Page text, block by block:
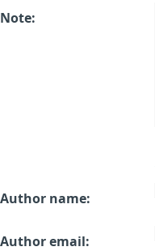
Note:
Author name:
Author email: